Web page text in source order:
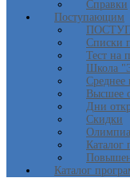
Справки
Поступающим
Списки
Тест на
Школа
Среднее
Высшее
Дни
Скидки
Каталог
Каталог